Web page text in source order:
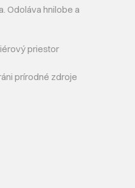
Odoláva hnilobe a
priestor
prírodné zdroje